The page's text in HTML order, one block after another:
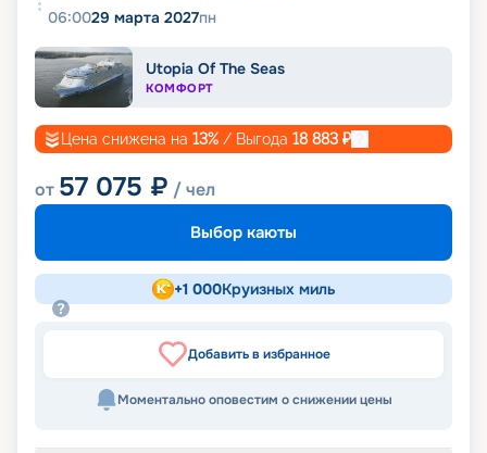
06:0029 марта 2027пн
Utopia Of The Seas
КОМФОРТ
Цена снижена на 13% / Выгода 18 883 ₽
от 57 075 ₽ / чел
Выбор каюты
+1 000Круизных миль
Добавить в избранное
Моментально оповестим о снижении цены